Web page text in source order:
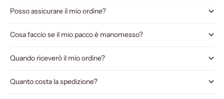
Posso assicurare il mio ordine?
Cosa faccio se il mio pacco è manomesso?
Quando riceverò il mio ordine?
Quanto costa la spedizione?